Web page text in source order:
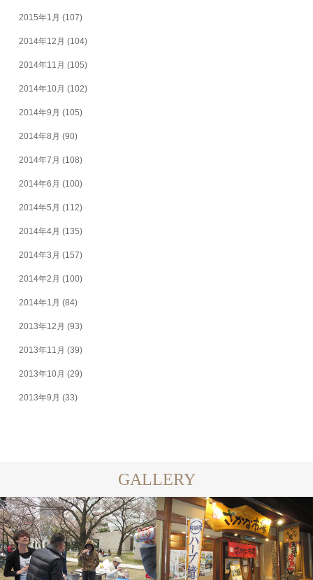
2015年1月 (107)
2014年12月 (104)
2014年11月 (105)
2014年10月 (102)
2014年9月 (105)
2014年8月 (90)
2014年7月 (108)
2014年6月 (100)
2014年5月 (112)
2014年4月 (135)
2014年3月 (157)
2014年2月 (100)
2014年1月 (84)
2013年12月 (93)
2013年11月 (39)
2013年10月 (29)
2013年9月 (33)
GALLERY